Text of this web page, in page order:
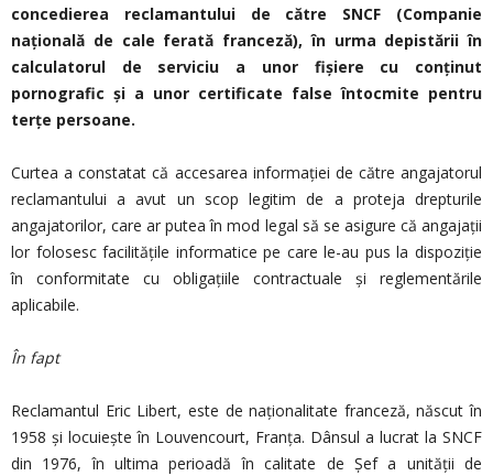
concedierea reclamantului de către SNCF (Companie
națională de cale ferată franceză), în urma depistării în
calculatorul de serviciu a unor fișiere cu conținut
pornografic și a unor certificate false întocmite pentru
terțe persoane.
Curtea a constatat că accesarea informației de către angajatorul
reclamantului a avut un scop legitim de a proteja drepturile
angajatorilor, care ar putea în mod legal să se asigure că angajații
lor folosesc facilitățile informatice pe care le-au pus la dispoziție
în conformitate cu obligațiile contractuale și reglementările
aplicabile.
În fapt
Reclamantul Eric Libert, este de naţionalitate franceză, născut în
1958 şi locuieşte în Louvencourt, Franţa. Dânsul a lucrat la SNCF
din 1976, în ultima perioadă în calitate de Şef a unităţii de